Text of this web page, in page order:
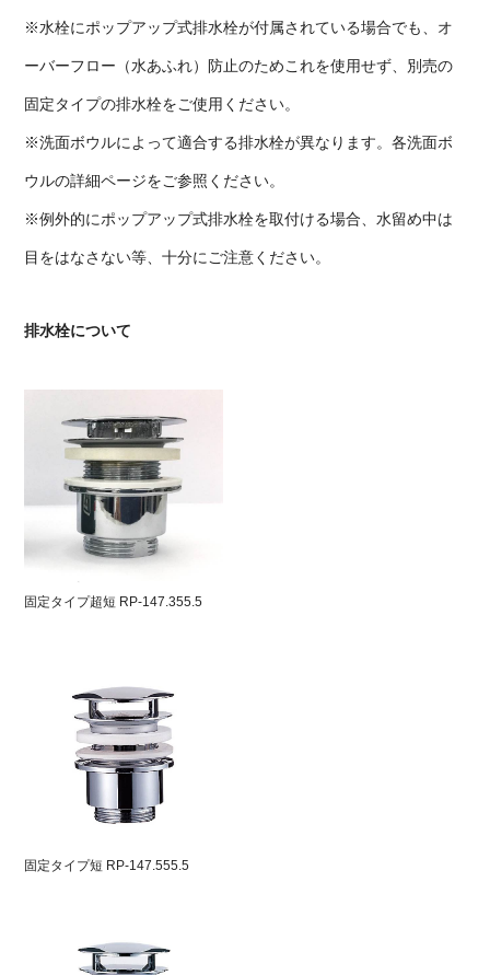
※水栓にポップアップ式排水栓が付属されている場合でも、オ
ーバーフロー（水あふれ）防止のためこれを使用せず、別売の
固定タイプの排水栓をご使用ください。
※洗面ボウルによって適合する排水栓が異なります。各洗面ボ
ウルの詳細ページをご参照ください。
※例外的にポップアップ式排水栓を取付ける場合、水留め中は
目をはなさない等、十分にご注意ください。
排水栓について
固定タイプ超短 RP-147.355.5
固定タイプ短 RP-147.555.5